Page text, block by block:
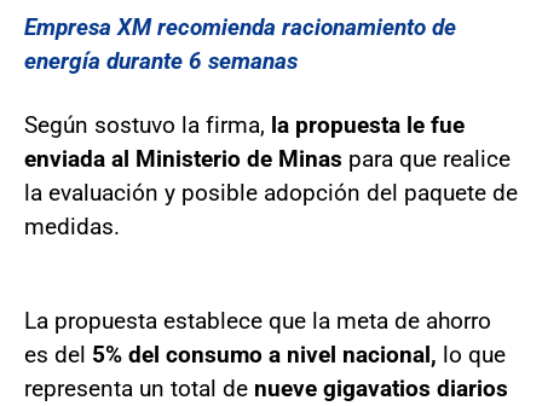
Empresa XM recomienda racionamiento de
energía durante 6 semanas
Según sostuvo la firma, la propuesta le fue
enviada al Ministerio de Minas para que realice
la evaluación y posible adopción del paquete de
medidas.
La propuesta establece que la meta de ahorro
es del 5% del consumo a nivel nacional, lo que
representa un total de nueve gigavatios diarios